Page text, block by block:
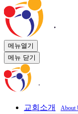
메뉴열기
메뉴 닫기
교회소개 About